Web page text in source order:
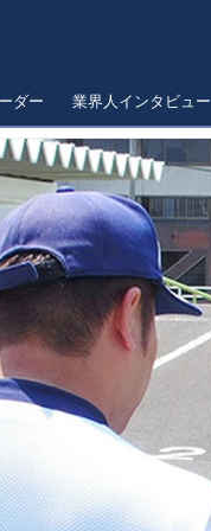
ダー 業界人インタビュー